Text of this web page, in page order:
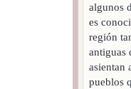
algunos
es
región
antiguas
asientan
pueblos